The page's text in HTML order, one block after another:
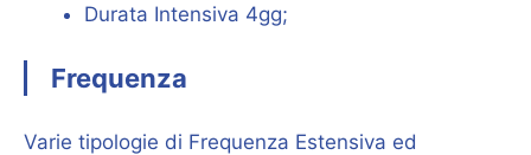
Durata Intensiva 4gg;
Frequenza
Varie tipologie di Frequenza Estensiva ed